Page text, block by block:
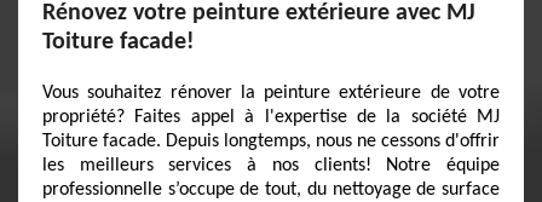
Rénovez votre peinture extérieure avec MJ
Toiture facade!
Vous souhaitez rénover la peinture extérieure de votre
propriété? Faites appel à l'expertise de la société MJ
Toiture facade. Depuis longtemps, nous ne cessons d'offrir
les meilleurs services à nos clients! Notre équipe
professionnelle s’occupe de tout, du nettoyage de surface